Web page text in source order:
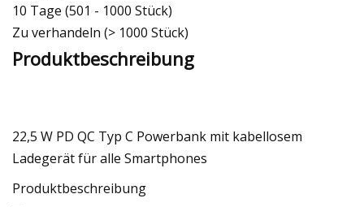
10 Tage (501 - 1000 Stück)
Zu verhandeln (> 1000 Stück)
Produktbeschreibung
22,5 W PD QC Typ C Powerbank mit kabellosem
Ladegerät für alle Smartphones
Produktbeschreibung